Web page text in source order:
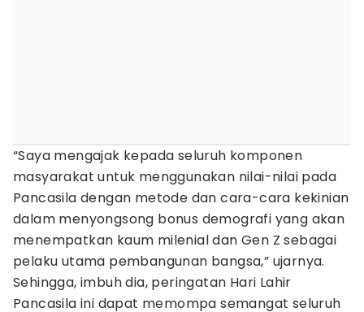
“Saya mengajak kepada seluruh komponen
masyarakat untuk menggunakan nilai-nilai pada
Pancasila dengan metode dan cara-cara kekinian
dalam menyongsong bonus demografi yang akan
menempatkan kaum milenial dan Gen Z sebagai
pelaku utama pembangunan bangsa,” ujarnya.
Sehingga, imbuh dia, peringatan Hari Lahir
Pancasila ini dapat memompa semangat seluruh